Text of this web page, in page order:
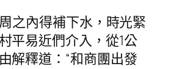
周之內得補下水，時光緊
平易近們介入，從1公
解釋道：“和商團出發